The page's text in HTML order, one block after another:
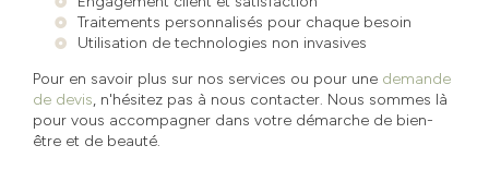
Traitements personnalisés pour chaque besoin
Utilisation de technologies non invasives
Pour en savoir plus sur nos services ou pour une demande
de devis, n'hésitez pas à nous contacter. Nous sommes là
pour vous accompagner dans votre démarche de bien-
être et de beauté.